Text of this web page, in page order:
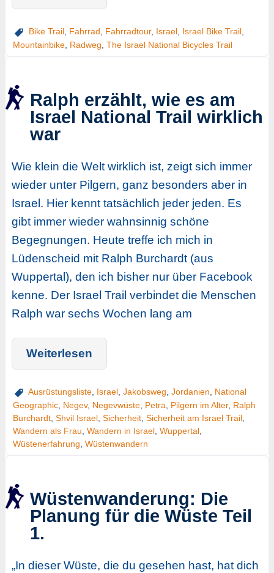
Bike Trail, Fahrrad Fahrradtour, Israel, Israel Bike Trail,
Mountainbike, Radweg The Israel National Bicycles Trail
Ralph erzählt, wie es am
Israel National Trail wirklich
war
Wie klein die Welt wirklich ist, zeigt sich immer
wieder unter Pilgern, ganz besonders aber in
Israel. Hier kennt tatsächlich jeder jeden. Es
gibt immer wieder wahnsinnig schöne
Begegnungen. Heute treffe ich mich in
Lüdenscheid mit Ralph Burchardt (aus
Wuppertal), den ich bisher nur über Facebook
kenne. Der Israel Trail verbindet die Menschen
Ralph war sechs Wochen lang am
Weiterlesen
Ausrüstungsliste, Israel, Jakobsweg Jordanien
National
Geographic, Negev, Negevwüste, Petra Pilgern im Alter, Ralph
Burchardt, Shvil Israel, Sicherheit, Sicherheit am Israel Trail,
Wandern als Frau Wandern in Israel, Wuppertal,
Wüstenerfahrung Wüstenwandern
Wüstenwanderung: Die
Planung für die Wüste Teil
1.
„In dieser Wüste, die du gesehen hast, hat dich